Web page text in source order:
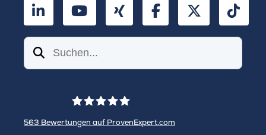
LinkedInYouTubeXing FacebookTwitter
Suchen
563 Bewertungen auf ProvenExpert.com